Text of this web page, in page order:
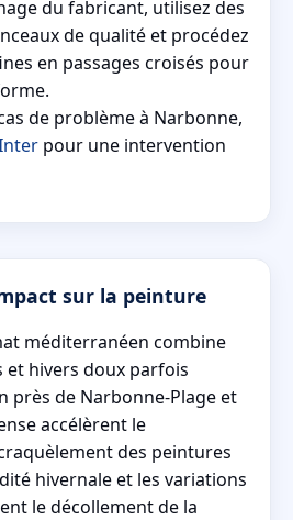
du fabricant, utilisez des
de qualité et procédez
en passages croisés pour
de problème à Narbonne,
pour une intervention
sur la peinture
méditerranéen combine
et hivers doux parfois
près de Narbonne-Plage et
accélèrent le
des peintures
hivernale et les variations
le décollement de la